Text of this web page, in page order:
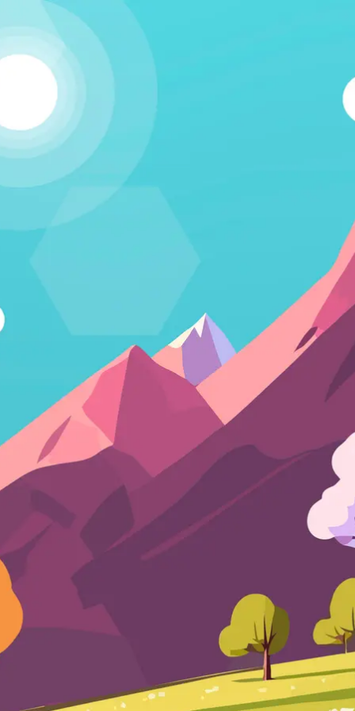
Kapcsolódj!
A Humania rendszerbe Google felhasználói fiókkal lehet
belépni. Fontos számunkra, hogy létező emberek
vegyenek a közösségünkben részt, és ezért nem lehet
csak úgy, tetszőleges e-mail címmel regisztrálni.
Belépés Google fiókkal